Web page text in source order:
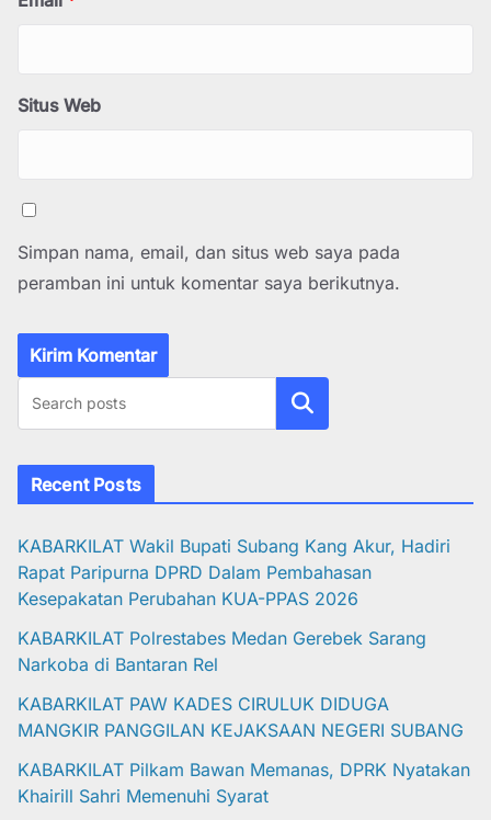
Situs Web
Simpan nama, email, dan situs web saya pada
peramban ini untuk komentar saya berikutnya.
Cari
Recent Posts
KABARKILAT Wakil Bupati Subang Kang Akur, Hadiri
Rapat Paripurna DPRD Dalam Pembahasan
Kesepakatan Perubahan KUA-PPAS 2026
KABARKILAT Polrestabes Medan Gerebek Sarang
Narkoba di Bantaran Rel
KABARKILAT PAW KADES CIRULUK DIDUGA
MANGKIR PANGGILAN KEJAKSAAN NEGERI SUBANG
KABARKILAT Pilkam Bawan Memanas, DPRK Nyatakan
Khairill Sahri Memenuhi Syarat